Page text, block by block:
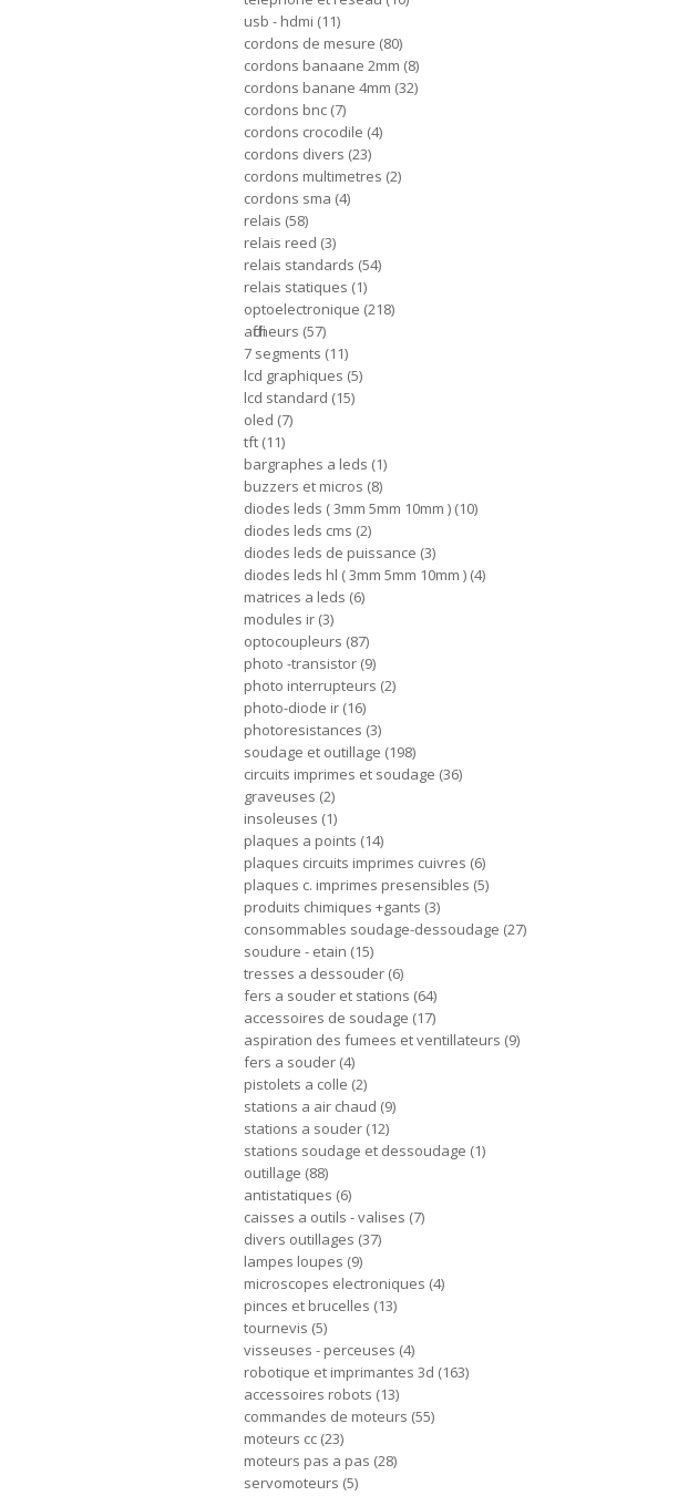
usb - hdmi 11
cordons de mesure 80
cordons banaane 2mm 8
cordons banane 4mm 32
cordons bnc 7
cordons crocodile 4
cordons divers 23
cordons multimetres 2
cordons sma 4
relais 58
relais reed 3
relais standards 54
relais statiques 1
optoelectronique 218
afficheurs 57
7 segments 11
lcd graphiques 5
lcd standard 15
oled 7
tft 11
bargraphes a leds 1
buzzers et micros 8
diodes leds ( 3mm 5mm 10mm ) 10
diodes leds cms 2
diodes leds de puissance 3
diodes leds hl ( 3mm 5mm 10mm ) 4
matrices a leds 6
modules ir 3
optocoupleurs 87
photo -transistor 9
photo interrupteurs 2
photo-diode ir 16
photoresistances 3
soudage et outillage 198
circuits imprimes et soudage 36
graveuses 2
insoleuses 1
plaques a points 14
plaques circuits imprimes cuivres 6
plaques c. imprimes presensibles 5
produits chimiques +gants 3
consommables soudage-dessoudage 27
soudure - etain 15
tresses a dessouder 6
fers a souder et stations 64
accessoires de soudage 17
aspiration des fumees et ventillateurs 9
fers a souder 4
pistolets a colle 2
stations a air chaud 9
stations a souder 12
stations soudage et dessoudage 1
outillage 88
antistatiques 6
caisses a outils - valises 7
divers outillages 37
lampes loupes 9
microscopes electroniques 4
pinces et brucelles 13
tournevis 5
visseuses - perceuses 4
robotique et imprimantes 3d 163
accessoires robots 13
commandes de moteurs 55
moteurs cc 23
moteurs pas a pas 28
servomoteurs 5